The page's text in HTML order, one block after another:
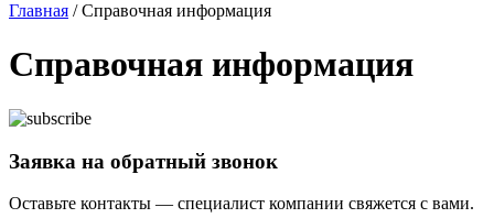
Главная /Справочная информация
Справочная информация
Заявка на обратный звонок
Оставьте контакты — специалист компании свяжется с вами.